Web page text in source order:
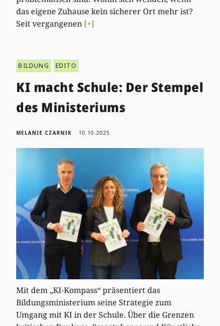
das eigene Zuhause kein sicherer Ort mehr ist?
Seit vergangenen [+]
BILDUNG EDITO
KI macht Schule: Der Stempel
des Ministeriums
MELANIE CZARNIK 10.10.2025
Mit dem „KI-Kompass“ präsentiert das
Bildungsministerium seine Strategie zum
Umgang mit KI in der Schule. Über die Grenzen